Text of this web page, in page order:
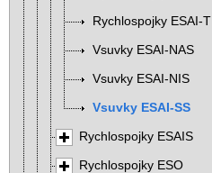
Rychlospojky ESAI-T
Vsuvky ESAI-NAS
Vsuvky ESAI-NIS
Vsuvky ESAI-SS
Rychlospojky ESAIS
Rychlospojky ESO